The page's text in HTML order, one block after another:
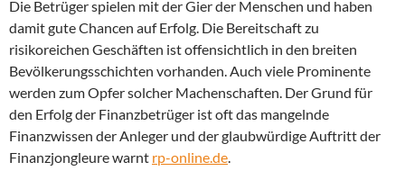
Die Betrüger spielen mit der Gier der Menschen und haben
damit gute Chancen auf Erfolg. Die Bereitschaft zu
risikoreichen Geschäften ist offensichtlich in den breiten
Bevölkerungsschichten vorhanden. Auch viele Prominente
werden zum Opfer solcher Machenschaften. Der Grund für
den Erfolg der Finanzbetrüger ist oft das mangelnde
Finanzwissen der Anleger und der glaubwürdige Auftritt der
Finanzjongleure warnt rp-online.de.